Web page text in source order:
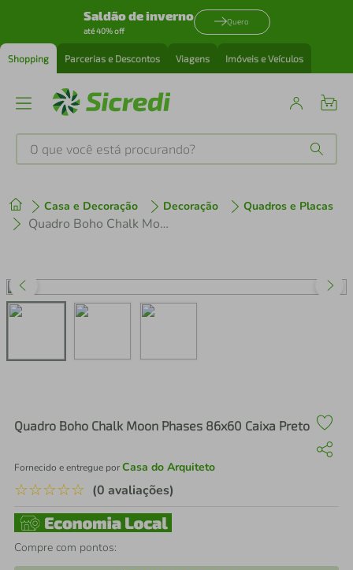
Saldão de inverno
até 40% off
Quero
Shopping Parcerias e Descontos Viagens Imóveis e Veículos
O que você está procurando?
Casa e Decoração Decoração Quadros e Placas
Quadro Boho Chalk Moon Phases 86x60 Caixa Preto
Quadro Boho Chalk Moon Phases 86x60 Caixa Preto
Fornecido e entregue porCasa do Arquiteto
☆☆☆☆☆ (0 avaliações)
Compre com pontos:
1º tenis
perfume